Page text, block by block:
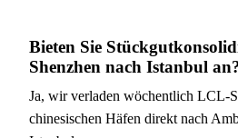
Bieten Sie
Shenzhen nach Istanbul
Ja, wir verladen wöchentlich LCL-
chinesischen Häfen direkt nach